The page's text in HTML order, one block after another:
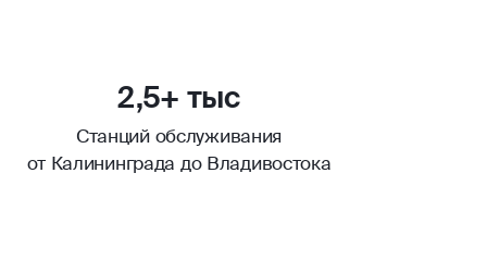
2,5+ тыс
Станций обслуживания
от Калининграда до Владивостока